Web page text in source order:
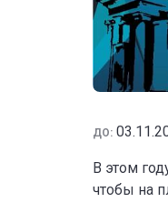
ДО:
В этом
чтобы на